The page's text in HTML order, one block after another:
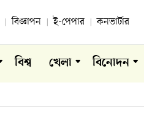
বিজ্ঞাপন ই-পেপার কনভার্টার
বিশ্ব খেলা বিনোদন